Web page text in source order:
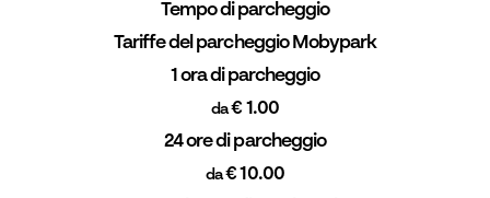
Tempo di parcheggio
Tariffe del parcheggio Mobypark
1 ora di parcheggio
da€ 1.00
24 ore di parcheggio
da€ 10.00